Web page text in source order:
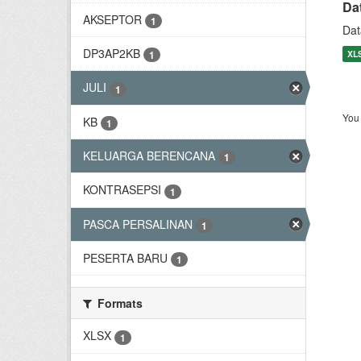
AKSEPTOR 1
DP3AP2KB 1
JULI 1
KB 1
KELUARGA BERENCANA 1
KONTRASEPSI 1
PASCA PERSALINAN 1
PESERTA BARU 1
Formats
XLSX
1